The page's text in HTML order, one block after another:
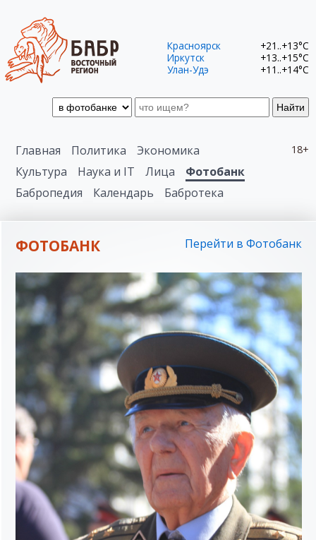
Найти
Красноярск
+21..+13°C
Иркутск
+13..+15°C
Улан-Удэ
+11..+14°C
18+
Главная Политика
Экономика
Культура
Наука и IT Лица
Фотобанк
Бабропедия
Календарь Бабротека
ФОТОБАНК Перейти в Фотобанк